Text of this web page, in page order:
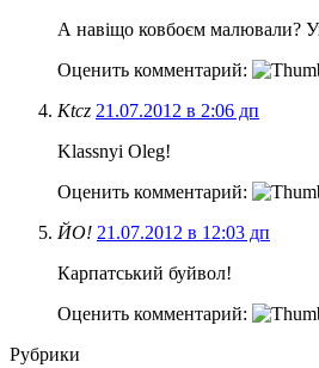
А навіщо ковбоєм малювали?
Оценить комментарий:
Ktcz 21.07.2012 в 2:06 дп
Klassnyi Oleg!
Оценить комментарий:
ЙО! 21.07.2012 в 12:03 дп
Карпатський буйвол!
Оценить комментарий:
Рубрики